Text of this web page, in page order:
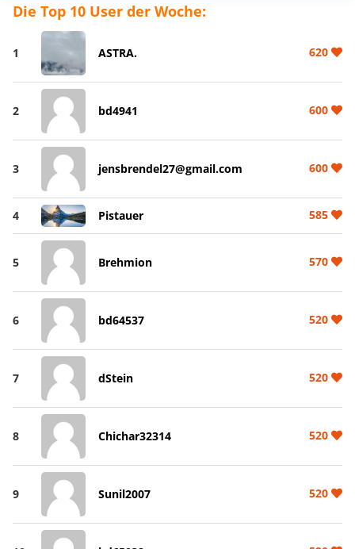
Die Top 10 User der Woche:
1 ASTRA. 620
2 bd4941 600
3 jensbrendel27@gmail.com 600
4 Pistauer 585
5 Brehmion 570
6 bd64537 520
7 dStein 520
8 Chichar32314 520
9 Sunil2007 520